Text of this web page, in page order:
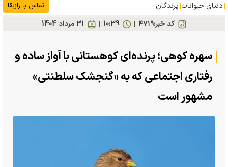
دنیای حیوانات پرندگان تماس با رازبقا
کد خبر:۴۷۱۹ 31 مرداد 1404 10:39
سهره کوهی؛ پرنده‌ای کوهستانی با آواز ساده و
رفتاری اجتماعی که به «گنجشک سلطنتی»
مشهور است